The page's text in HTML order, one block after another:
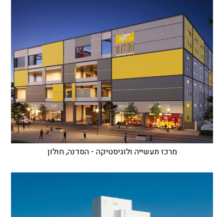
מרכז תעשייה ולוגיסטיקה - הסדנה, חולון